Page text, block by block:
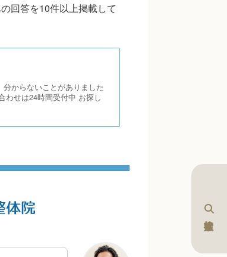
回答を10件以上掲載して
からないことがありました
わせは24時間受付中 お探し